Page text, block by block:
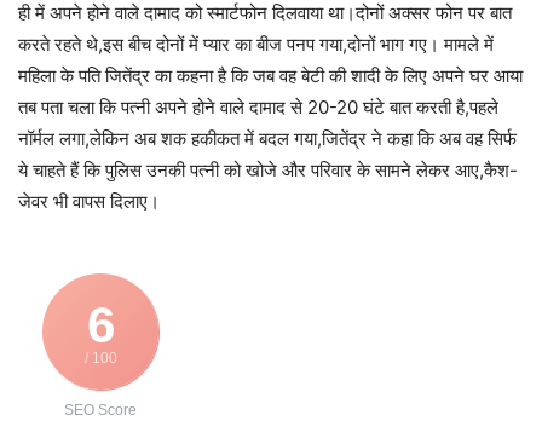
ही में अपने होने वाले दामाद को स्मार्टफोन दिलवाया था।दोनों अक्सर फोन पर बात
करते रहते थे,इस बीच दोनों में प्यार का बीज पनप गया,दोनों भाग गए। मामले में
महिला के पति जितेंद्र का कहना है कि जब वह बेटी की शादी के लिए अपने घर आया
तब पता चला कि पत्नी अपने होने वाले दामाद से 20-20 घंटे बात करती है,पहले
नॉर्मल लगा,लेकिन अब शक हकीकत में बदल गया,जितेंद्र ने कहा कि अब वह सिर्फ
ये चाहते हैं कि पुलिस उनकी पत्नी को खोजे और परिवार के सामने लेकर आए,कैश-
जेवर भी वापस दिलाए।
6
/ 100
SEO Score